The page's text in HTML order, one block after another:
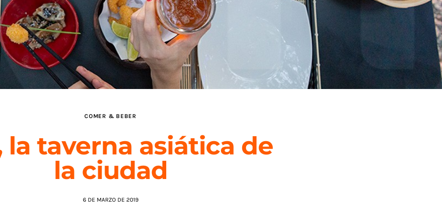
COMER & BEBER
la taverna asiática de
la ciudad
6 DE MARZO DE 2019